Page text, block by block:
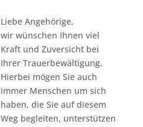
Liebe Angehörige,
wir wünschen Ihnen viel
Kraft und Zuversicht bei
Ihrer Trauerbewältigung.
Hierbei mögen Sie auch
immer Menschen um sich
haben, die Sie auf diesem
Weg begleiten, unterstützen